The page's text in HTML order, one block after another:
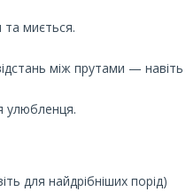
та миється.
між прутами —
улюбленця.
для найдрібніших порід)